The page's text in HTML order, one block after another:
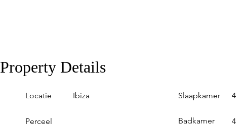
Property Details
Locatie
Perceel
Ibiza Slaapkamer
Badkamer
4
4